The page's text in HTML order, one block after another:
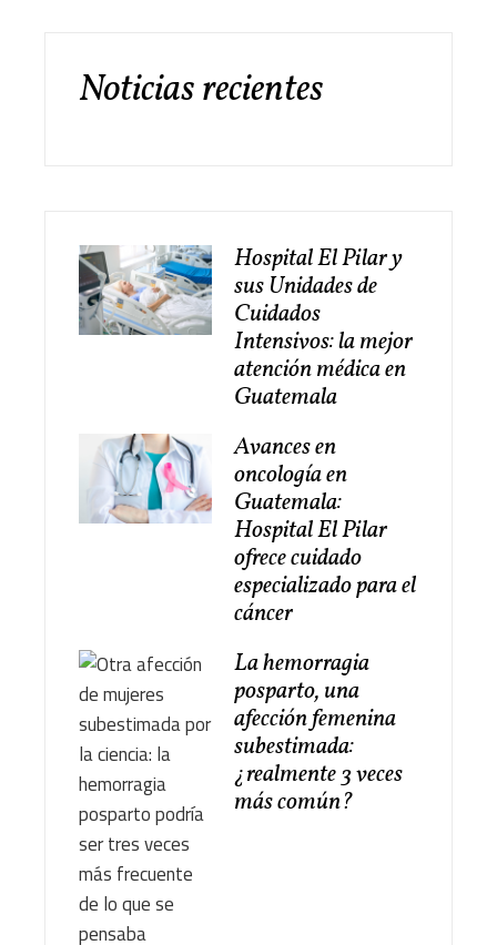
Noticias recientes
Hospital El Pilar y
sus Unidades de
Cuidados
Intensivos: la mejor
atención médica en
Guatemala
Avances en
oncología en
Guatemala:
Hospital El Pilar
ofrece cuidado
especializado para el
cáncer
La hemorragia
posparto, una
afección femenina
subestimada:
¿realmente 3 veces
más común?